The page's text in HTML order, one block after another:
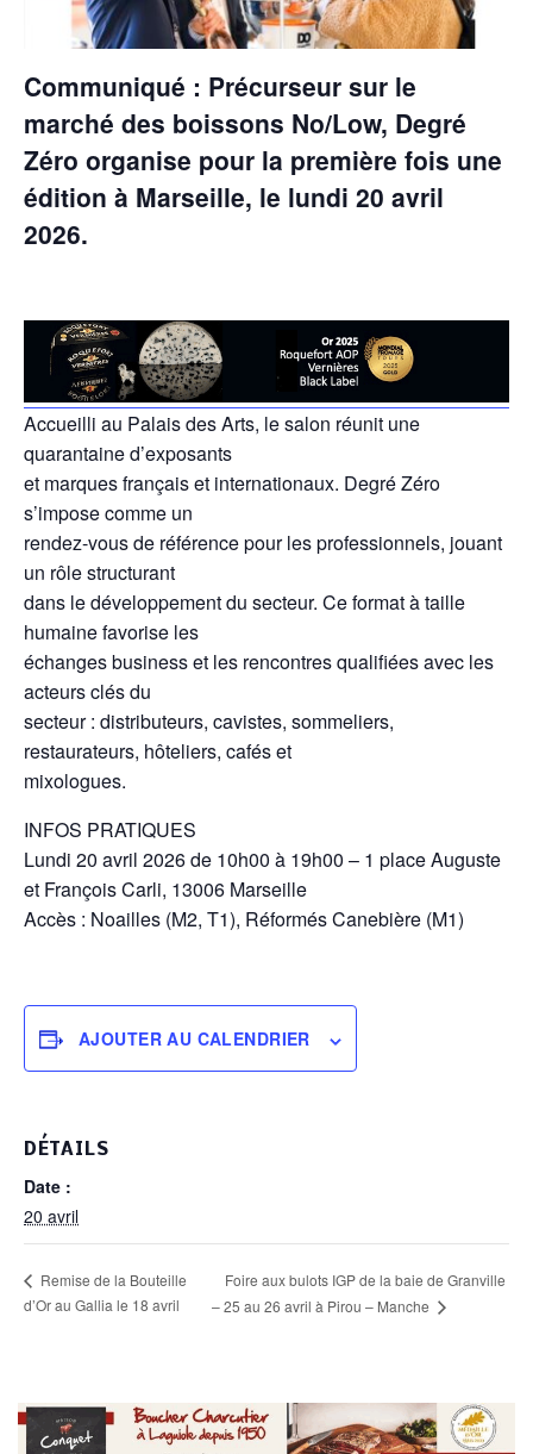
Communiqué : Précurseur sur le
marché des boissons No/Low, Degré
Zéro organise pour la première fois une
édition à Marseille, le lundi 20 avril
2026.
Accueilli au Palais des Arts, le salon réunit une
quarantaine d’exposants
et marques français et internationaux. Degré Zéro
s’impose comme un
rendez-vous de référence pour les professionnels, jouant
un rôle structurant
dans le développement du secteur. Ce format à taille
humaine favorise les
échanges business et les rencontres qualifiées avec les
acteurs clés du
secteur : distributeurs, cavistes, sommeliers,
restaurateurs, hôteliers, cafés et
mixologues.
INFOS PRATIQUES
Lundi 20 avril 2026 de 10h00 à 19h00 – 1 place Auguste
et François Carli, 13006 Marseille
Accès : Noailles (M2, T1), Réformés Canebière (M1)
AJOUTER AU CALENDRIER
DÉTAILS
Date :
20 avril
Remise de la Bouteille
d’Or au Gallia le 18 avril
Foire aux bulots IGP de la baie de Granville
– 25 au 26 avril à Pirou – Manche